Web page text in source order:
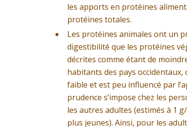
les apports en protéines
protéines totales.
Les protéines animales ont un
digestibilité que les protéines
décrites comme étant de
habitants des pays
faible et est peu influencé par
prudence s’impose chez les
les autres adultes (estimés à 1
plus jeunes). Ainsi, pour les